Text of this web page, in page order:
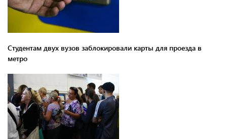
Студентам двух вузов заблокировали карты для проезда в
метро